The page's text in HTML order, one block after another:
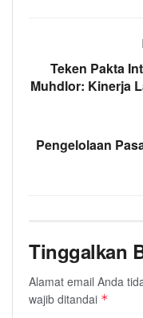
Teken Pakta
Muhdlor: Kinerja
Pengelolaan
Tinggalkan
Alamat email Anda
wajib ditandai *